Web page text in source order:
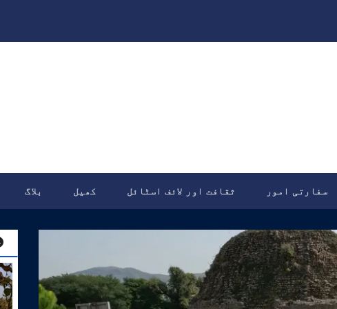
سفارتی امور ثقافت اور لائف اسٹائل کھیل بلاگ